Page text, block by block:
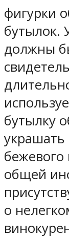
фигурки
бутылок.
должны
бутылку
украшать
общей
о